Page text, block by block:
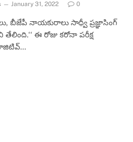
January 31, 2022 0
బీజేపీ నాయకురాలు సాధ్వీ ప్రజ్ఞా‌సింగ్
ఈ రోజు కరోనా పరీక్ష